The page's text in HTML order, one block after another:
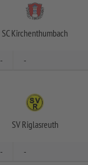
SC Kirchenthumbach
- -
SV Riglasreuth
- -